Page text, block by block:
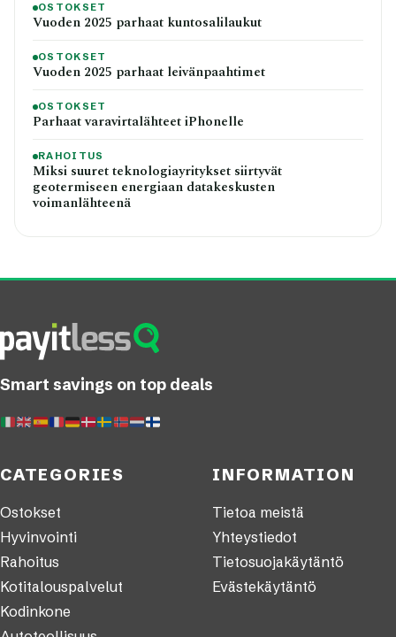
OSTOKSET
Vuoden 2025 parhaat kuntosalilaukut
OSTOKSET
Vuoden 2025 parhaat leivänpaahtimet
OSTOKSET
Parhaat varavirtalähteet iPhonelle
RAHOITUS
Miksi suuret teknologiayritykset siirtyvät
geotermiseen energiaan datakeskusten
voimanlähteenä
Smart savings on top deals
CATEGORIES
Ostokset
Hyvinvointi
Rahoitus
Kotitalouspalvelut
Kodinkone
INFORMATION
Tietoa meistä
Yhteystiedot
Tietosuojakäytäntö
Evästekäytäntö